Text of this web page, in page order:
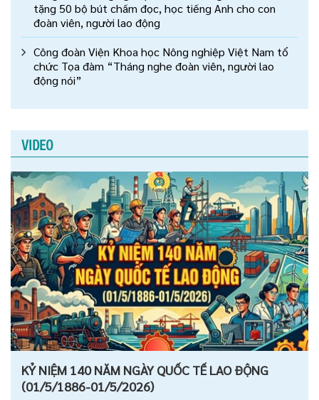
tặng 50 bộ bút chấm đọc, học tiếng Anh cho con
đoàn viên, người lao động
Công đoàn Viện Khoa học Nông nghiệp Việt Nam tổ
chức Tọa đàm “Tháng nghe đoàn viên, người lao
động nói”
VIDEO
KỶ NIỆM 140 NĂM NGÀY QUỐC TẾ LAO ĐỘNG
(01/5/1886-01/5/2026)